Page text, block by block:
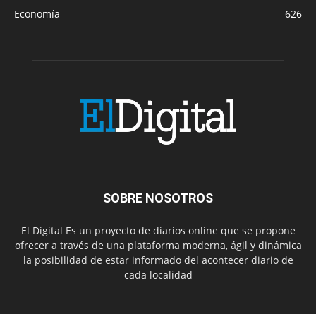
Economía
626
SOBRE NOSOTROS
El Digital Es un proyecto de diarios online que se propone
ofrecer a través de una plataforma moderna, ágil y dinámica
la posibilidad de estar informado del acontecer diario de
cada localidad